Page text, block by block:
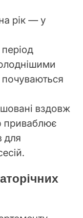
рік — у
вздовж
приваблює
для